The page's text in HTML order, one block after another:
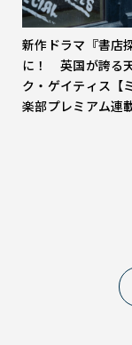
新作ドラマ『書店
に！ 英国が誇る
ク・ゲイティス【
楽部プレミアム連載